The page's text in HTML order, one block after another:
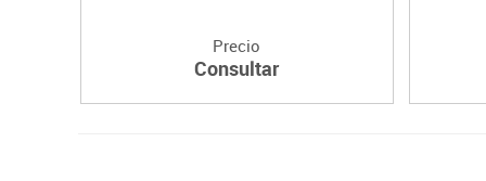
Precio
Consultar